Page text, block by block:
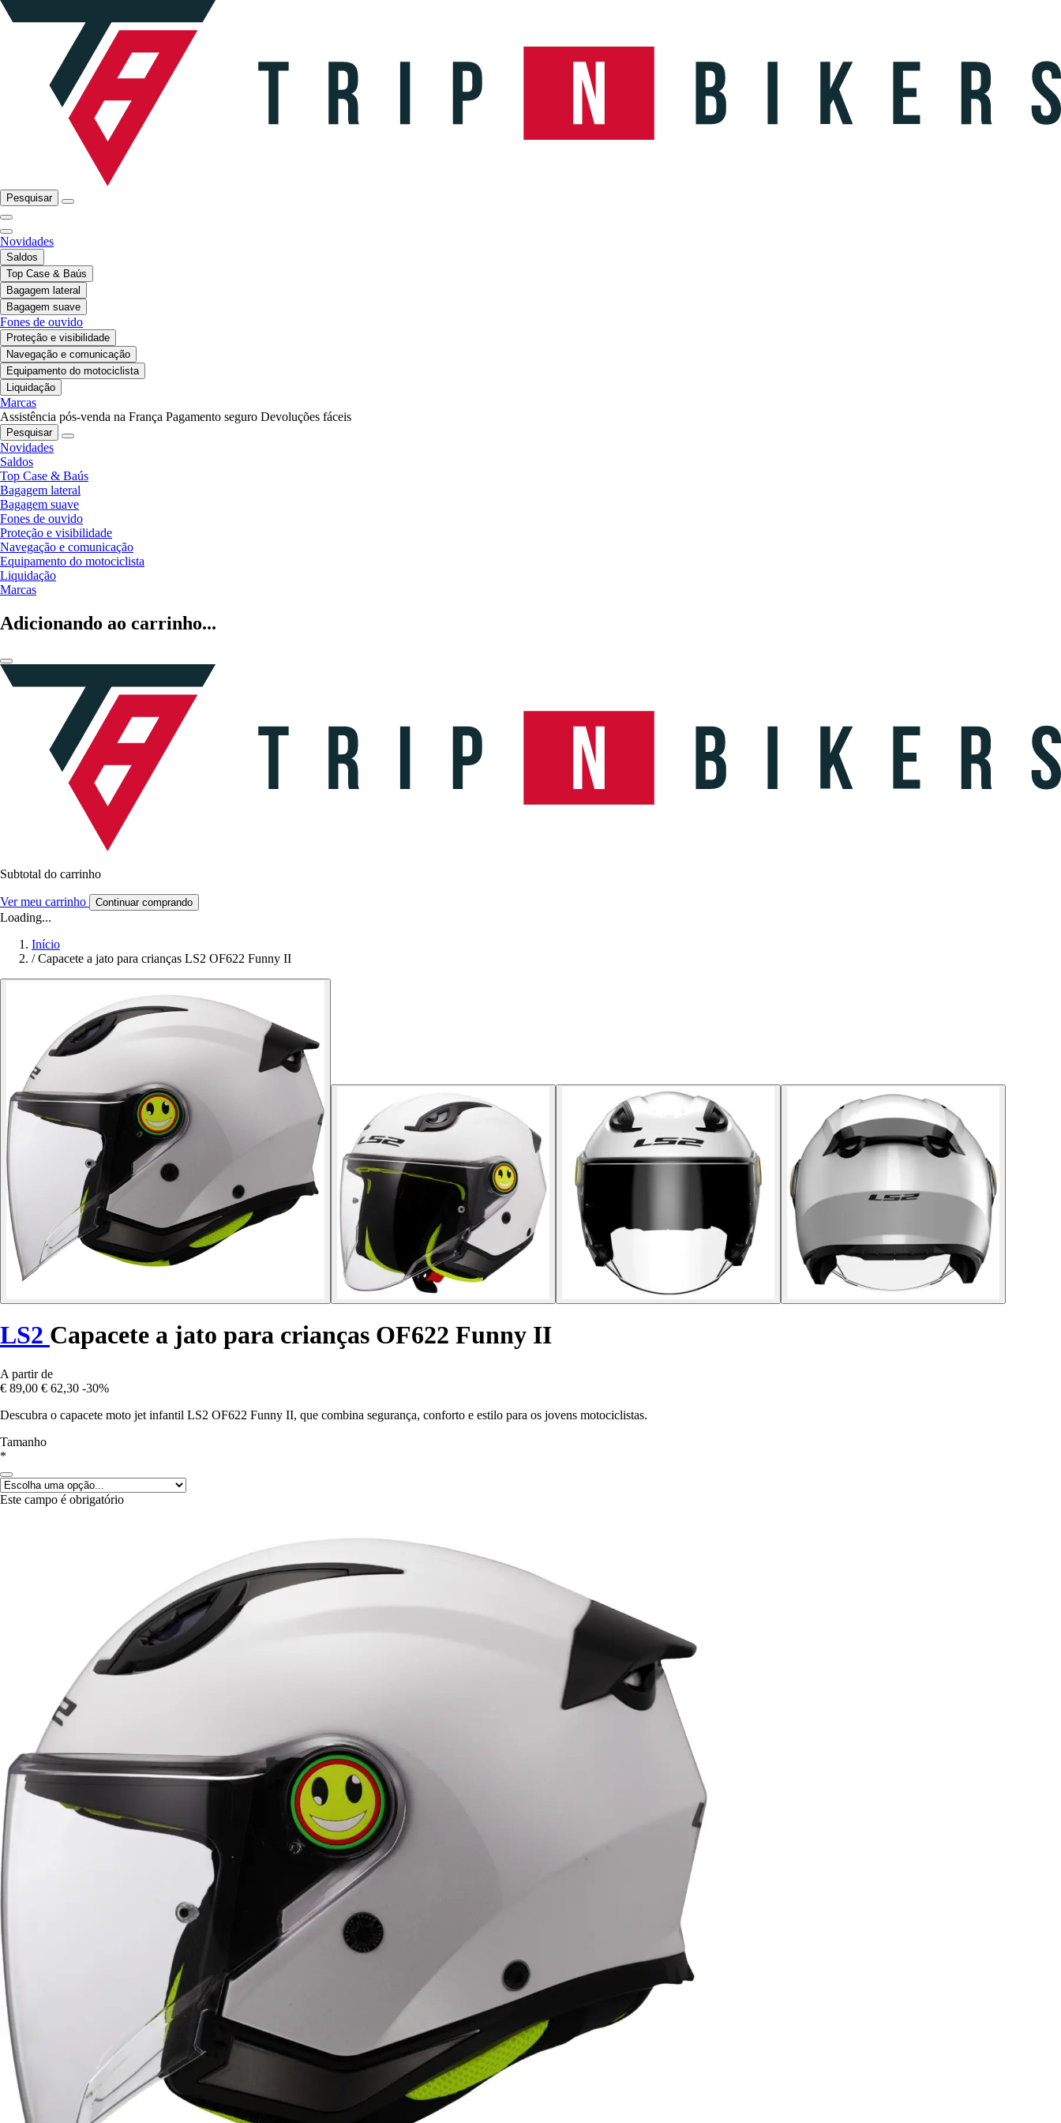
Pesquisar
Novidades
Saldos
Top Case & Baús
Bagagem lateral
Bagagem suave
Fones de ouvido
Proteção e visibilidade
Navegação e comunicação
Equipamento do motociclista
Liquidação
Marcas
Assistência pós-venda na França Pagamento seguro Devoluções fáceis
Pesquisar
Novidades
Saldos
Top Case & Baús
Bagagem lateral
Bagagem suave
Fones de ouvido
Proteção e visibilidade
Navegação e comunicação
Equipamento do motociclista
Liquidação
Marcas
Adicionando ao carrinho...
Subtotal do carrinho
Ver meu carrinho Continuar comprando
Loading...
Início
/ Capacete a jato para crianças LS2 OF622 Funny II
LS2 Capacete a jato para crianças OF622 Funny II
A partir de
€ 89,00 € 62,30 -30%
Descubra o capacete moto jet infantil LS2 OF622 Funny II, que combina segurança, conforto e estilo para os jovens motociclistas.
Tamanho
*
Este campo é obrigatório